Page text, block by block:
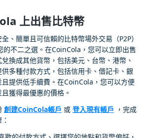
上出售比特幣
、簡單且可信賴的比特幣場外交易（P2P）
的不二之選。在CoinCola，您可以立即出售
換成其他貨幣，包括美元、台幣、港幣、
多種付款方式，包括信用卡、借記卡、銀
提供低手續費。在CoinCola，您可以方便
獲得最優惠的價格。
創建CoinCola帳戶 或 登入現有帳戶 ，完成